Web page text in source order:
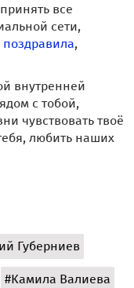
все
сети,
поздравила,
внутренней
с тобой,
чувствовать твоё
любить наших
Губерниев
#Камила Валиева